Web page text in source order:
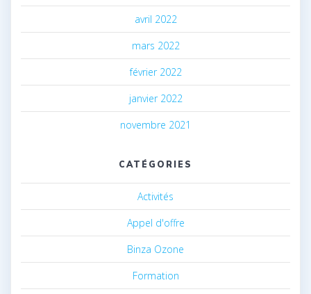
avril 2022
mars 2022
février 2022
janvier 2022
novembre 2021
CATÉGORIES
Activités
Appel d'offre
Binza Ozone
Formation